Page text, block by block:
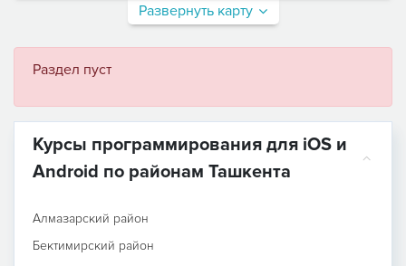
Развернуть карту
Раздел пуст
Курсы программирования для iOS и
Android по районам Ташкента
Алмазарский район
Бектимирский район